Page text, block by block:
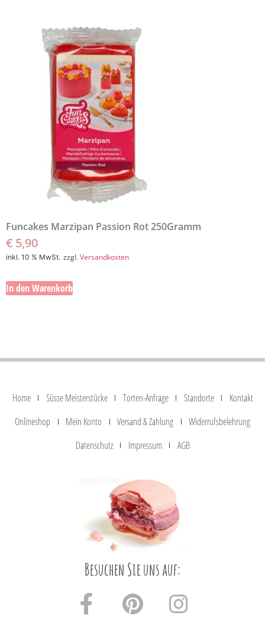
Funcakes Marzipan Passion Rot 250Gramm
€ 5,90
inkl. 10 % MwSt. zzgl.Versandkosten
In den Warenkorb
Home Süsse Meisterstücke Torten-Anfrage Standorte
Kontakt
Onlineshop
Mein Konto Versand & Zahlung
Widerrufsbelehrung
Datenschutz
Impressum AGB
Besuchen Sie uns auf: